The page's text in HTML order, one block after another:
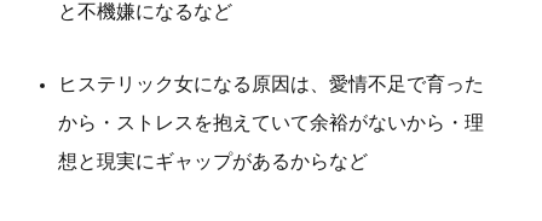
と不機嫌になるなど
ヒステリック女になる原因は、愛情不足で育った
から・ストレスを抱えていて余裕がないから・理
想と現実にギャップがあるからなど